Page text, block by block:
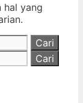
hal yang